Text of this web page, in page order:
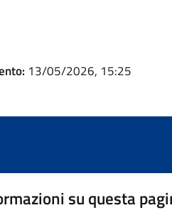
13/05/2026, 15:25
su questa